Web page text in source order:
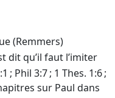
(Remmers)
dit qu’il faut l’imiter
; Phil 3:7 ; 1 Thes. 1:6 ;
sur Paul dans